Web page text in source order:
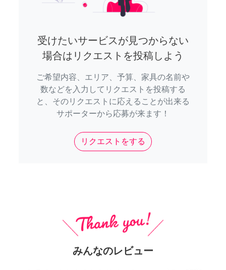
受けたいサービスが見つからない
場合はリクエストを投稿しよう
ご希望内容、エリア、予算、家具の名前や
数などを入力してリクエストを投稿する
と、そのリクエストに応えることが出来る
サポーターから応募が来ます！
リクエストをする
みんなのレビュー